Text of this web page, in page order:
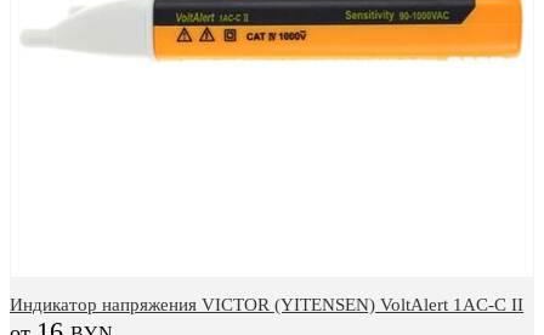
Индикатор напряжения VICTOR (YITENSEN) VoltAlert 1AC-C II